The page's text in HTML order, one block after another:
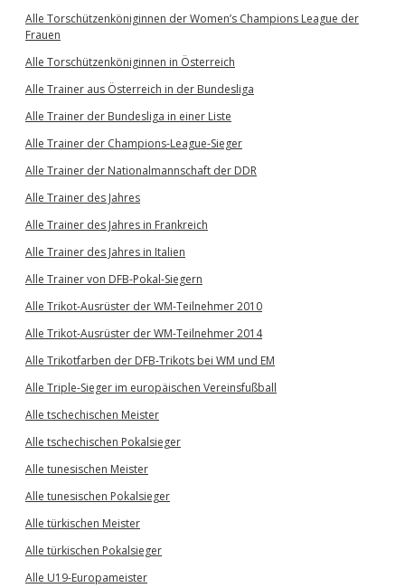
Alle Torschützenköniginnen der Women’s Champions League der
Frauen
Alle Torschützenköniginnen in Österreich
Alle Trainer aus Österreich in der Bundesliga
Alle Trainer der Bundesliga in einer Liste
Alle Trainer der Champions-League-Sieger
Alle Trainer der Nationalmannschaft der DDR
Alle Trainer des Jahres
Alle Trainer des Jahres in Frankreich
Alle Trainer des Jahres in Italien
Alle Trainer von DFB-Pokal-Siegern
Alle Trikot-Ausrüster der WM-Teilnehmer 2010
Alle Trikot-Ausrüster der WM-Teilnehmer 2014
Alle Trikotfarben der DFB-Trikots bei WM und EM
Alle Triple-Sieger im europäischen Vereinsfußball
Alle tschechischen Meister
Alle tschechischen Pokalsieger
Alle tunesischen Meister
Alle tunesischen Pokalsieger
Alle türkischen Meister
Alle türkischen Pokalsieger
Alle U19-Europameister